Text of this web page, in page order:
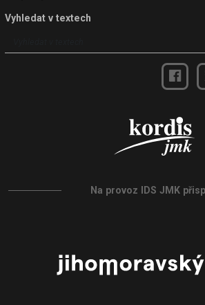
Vyhledat v textech
Na provoz IDS JMK